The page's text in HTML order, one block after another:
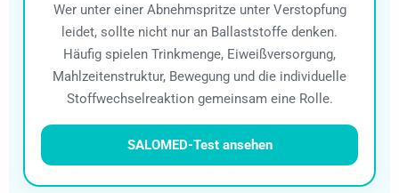
Wer unter einer Abnehmspritze unter Verstopfung
leidet, sollte nicht nur an Ballaststoffe denken.
Häufig spielen Trinkmenge, Eiweißversorgung,
Mahlzeitenstruktur, Bewegung und die individuelle
Stoffwechselreaktion gemeinsam eine Rolle.
SALOMED-Test ansehen